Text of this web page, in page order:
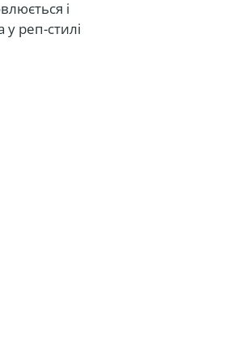
і
реп-стилі